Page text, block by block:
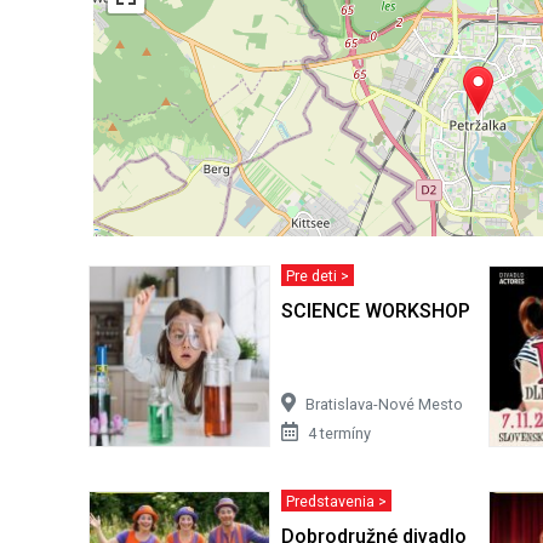
Pre deti >
SCIENCE WORKSHOP
Bratislava-Nové Mesto
4 termíny
Predstavenia >
Dobrodružné divadlo pre deti